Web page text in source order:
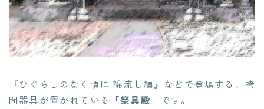
『ひぐらしのなく頃に 綿流し編』などで登場する、拷
問器具が置かれている
「祭具殿」 です。